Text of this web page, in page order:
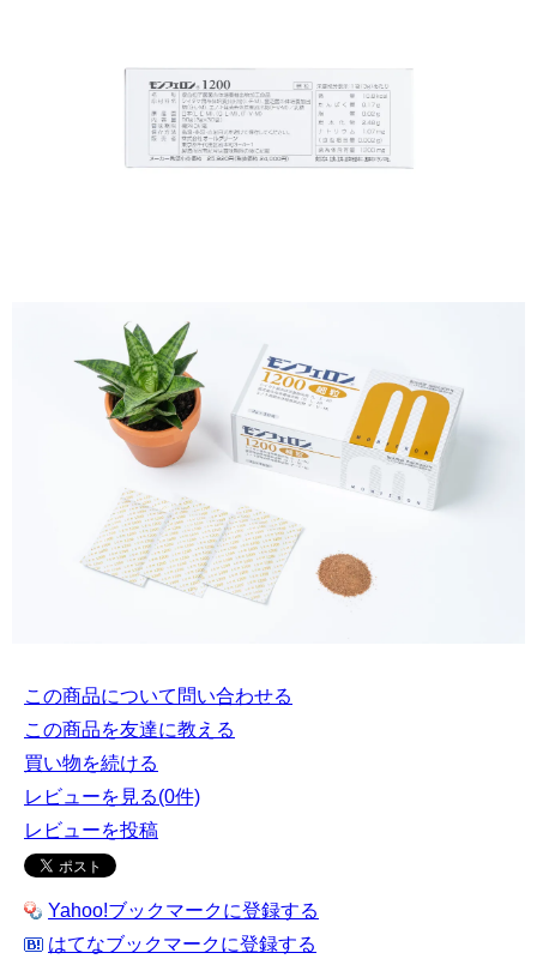
この商品について問い合わせる
この商品を友達に教える
買い物を続ける
レビューを見る(0件)
レビューを投稿
Yahoo!ブックマークに登録する
はてなブックマークに登録する